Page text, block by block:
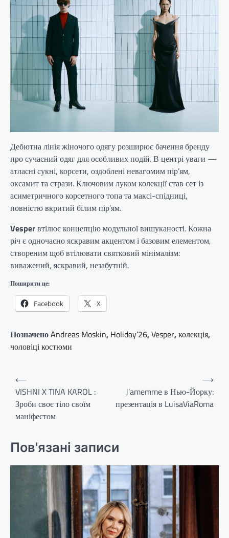
Дебютна лінія жіночого одягу розширює бачення бренду
про сучасний одяг для особливих подій. В центрі уваги —
атласні сукні, корсети, оздоблені невагомим пір’ям,
оксамит та стрази. Ключовим луком колекції став сет із
асиметричного корсетного топа та максі-спідниці,
повністю вкритий білим пір’ям.
Vesperвтілює концепцію модульної вишуканості. Кожна
річ є одночасно яскравим акцентом і базовим елементом,
створеним щоб втілювати святковий мінімалізм:
виважений, яскравий, незабутній.
Поширити це:
Facebook X
ПозначеноAndreas Moskin, Holiday’26,Vesper,колекція,
чоловіці костюми
Навігація
записів
⟵
VISHNI X TINA KAROL :
Зроби своє тіло своїм
маніфестом
J’amemme в Нью-Йорку:
презентація в LuisaViaRoma
⟶
Пов'язані записи